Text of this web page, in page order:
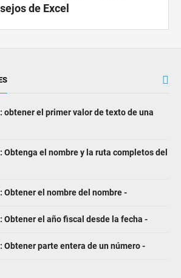
de Excel
obtener el primer valor de texto de una
Obtenga el nombre y la ruta completos del
Obtener el nombre del nombre -
Obtener el año fiscal desde la fecha -
Obtener parte entera de un número -